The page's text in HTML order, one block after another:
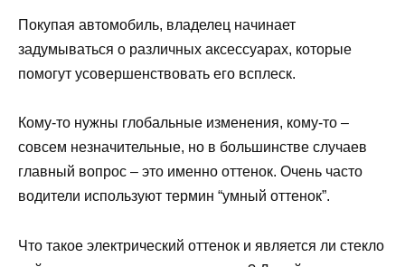
Покупая автомобиль, владелец начинает
задумываться о различных аксессуарах, которые
помогут усовершенствовать его всплеск.
Кому-то нужны глобальные изменения, кому-то –
совсем незначительные, но в большинстве случаев
главный вопрос – это именно оттенок. Очень часто
водители используют термин “умный оттенок”.
Что такое электрический оттенок и является ли стекло